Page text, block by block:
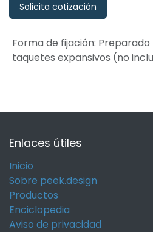
Solicita cotización
Forma de fijación:
taquetes expansivos (no
Enlaces útiles
Inicio
Sobre peek.design
Productos
Enciclopedia
Aviso de privacidad